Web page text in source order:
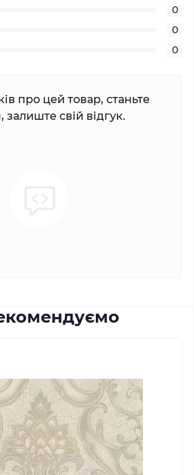
0
0
0
про цей товар, станьте
свій відгук.